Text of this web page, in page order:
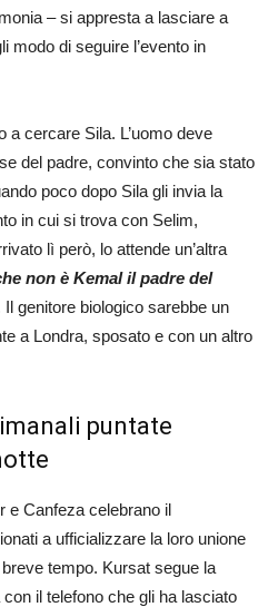
– si appresta a lasciare a
modo di seguire l’evento in
a cercare Sila. L’uomo deve
del padre, convinto che sia stato
poco dopo Sila gli invia la
in cui si trova con Selim,
lì però, lo attende un’altra
non è Kemal il padre del
Il genitore biologico sarebbe un
a Londra, sposato e con un altro
puntate
e Canfeza celebrano il
a ufficializzare la loro unione
tempo. Kursat segue la
il telefono che gli ha lasciato